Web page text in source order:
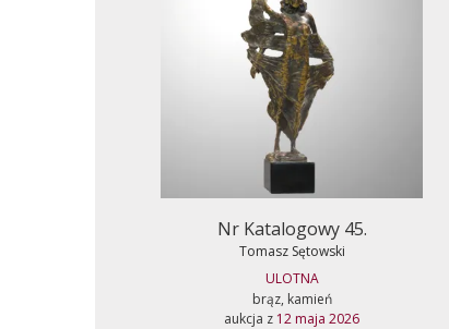
Nr Katalogowy 45.
Tomasz Sętowski
ULOTNA
brąz, kamień
aukcja z 12 maja 2026